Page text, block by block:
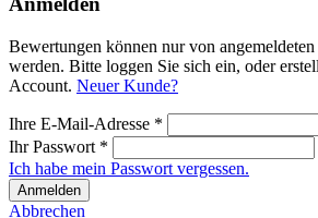
Bewertungen können nur von
werden. Bitte loggen Sie sich ein, oder
Account. Neuer Kunde?
Ihre E-Mail-Adresse *
Ihr Passwort *
Ich habe mein Passwort vergessen.
Anmelden
Abbrechen